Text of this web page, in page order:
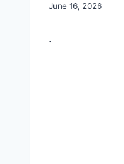
June 16, 2026
.